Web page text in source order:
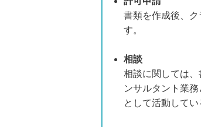
書類を作成後、
す。
相談
相談に関しては
ンサルタント業
として活動してい